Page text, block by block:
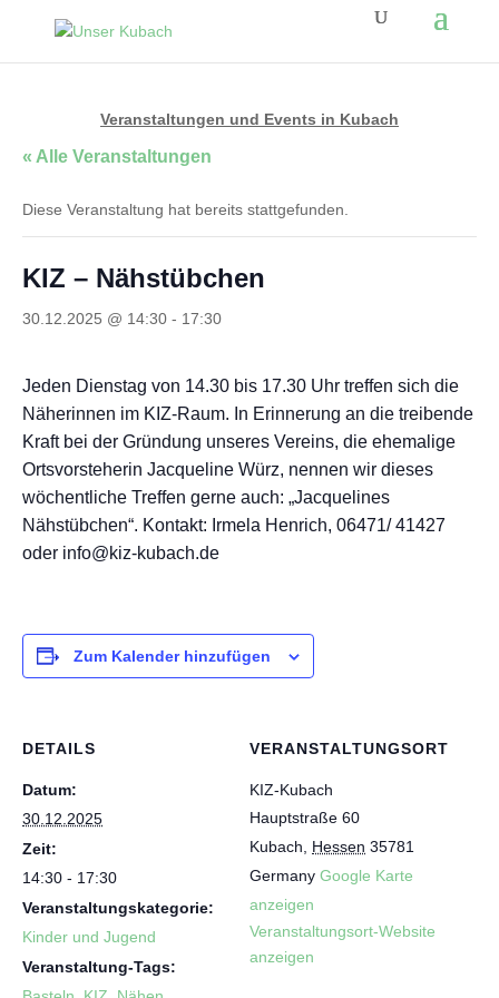
Veranstaltungen und Events in Kubach
« Alle Veranstaltungen
Diese Veranstaltung hat bereits stattgefunden.
KIZ – Nähstübchen
30.12.2025 @ 14:30 - 17:30
Jeden Dienstag von 14.30 bis 17.30 Uhr treffen sich die
Näherinnen im KIZ-Raum. In Erinnerung an die treibende
Kraft bei der Gründung unseres Vereins, die ehemalige
Ortsvorsteherin Jacqueline Würz, nennen wir dieses
wöchentliche Treffen gerne auch: „Jacquelines
Nähstübchen“. Kontakt: Irmela Henrich, 06471/ 41427
oder info@kiz-kubach.de
Zum Kalender hinzufügen
DETAILS
Datum:
30.12.2025
Zeit:
14:30 - 17:30
Veranstaltungskategorie:
Kinder und Jugend
Veranstaltung-Tags:
VERANSTALTUNGSORT
KIZ-Kubach
Hauptstraße 60
Kubach
Hessen 35781
Germany Google Karte
anzeigen
Veranstaltungsort-Website
anzeigen